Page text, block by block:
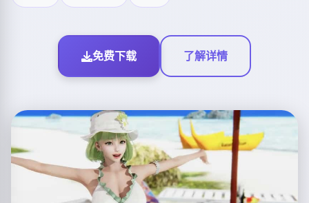
免费下载 了解详情